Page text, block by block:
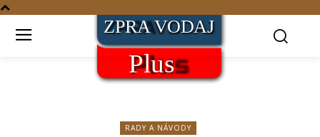
RADY A NÁVODY